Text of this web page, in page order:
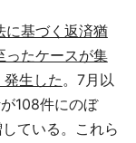
に基づく返済猶
ったケースが集
生した。7月以
108件にのぼ
ている。これら